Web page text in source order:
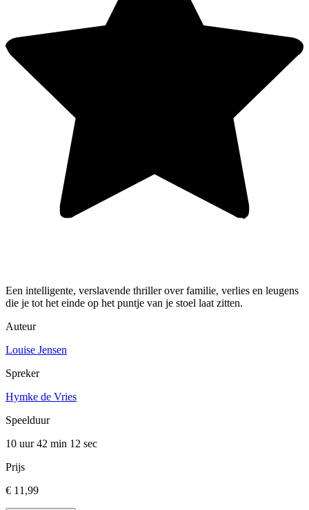
Een intelligente, verslavende thriller over familie, verlies en leugens
die je tot het einde op het puntje van je stoel laat zitten.
Auteur
Louise Jensen
Spreker
Hymke de Vries
Speelduur
10 uur 42 min 12 sec
Prijs
€ 11,99